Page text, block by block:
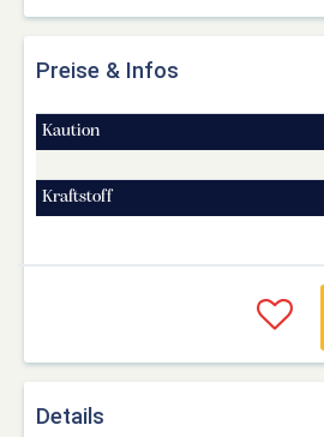
Preise & Infos
Kaution
Kraftstoff
Details